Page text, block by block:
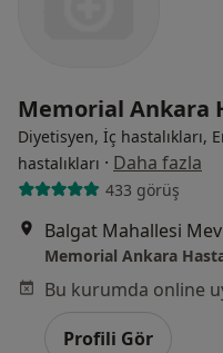
Memorial Ankara
Diyetisyen, İç hastalıkları,
hastalıkları · Daha fazla
433 görüş
Memorial Ankara
Profili Gör